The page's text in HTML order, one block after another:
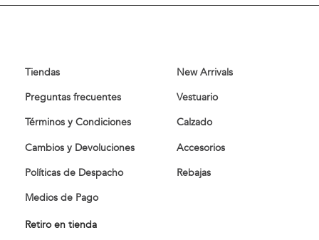
Tiendas
Preguntas frecuentes
Términos y Condiciones
Cambios y Devoluciones
Políticas de Despacho
Medios de Pago
Retiro en tienda
New Arrivals
Vestuario
Calzado
Accesorios
Rebajas